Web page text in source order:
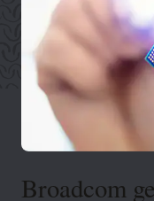
Broadcom